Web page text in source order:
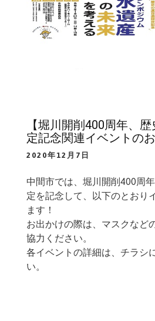
【堀川開削400周年、
定記念関連イベントのお
2020年12月7日
中間市では、堀川開削400周
定を記念して、以下のとおり
ます！
お出かけの際は、マスクなど
協力ください。
各イベントの詳細は、チラシ
い。